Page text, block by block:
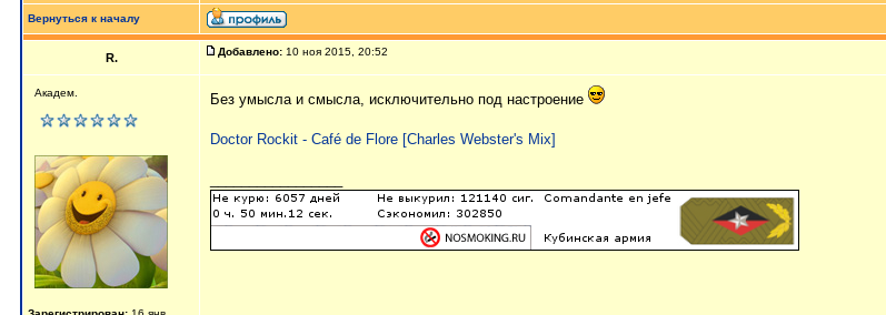
Вернуться к началу
R. Добавлено: 10 ноя 2015, 20:52
Академ. Без умысла и смысла, исключительно под настроение
Doctor Rockit - Café de Flore [Charles Webster's Mix]